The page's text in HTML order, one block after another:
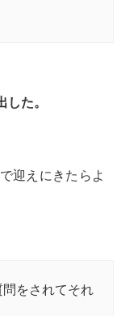
た。
迎えにきたらよ
をされてそれ